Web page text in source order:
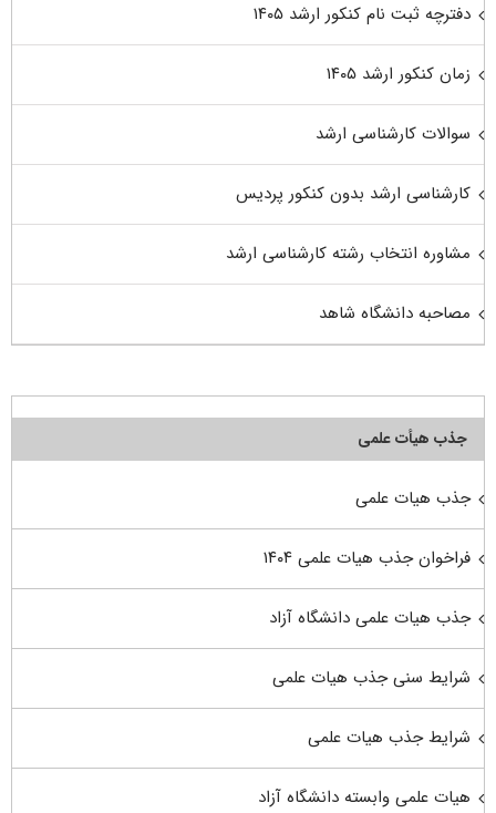
دفترچه ثبت نام کنکور ارشد ۱۴۰۵
زمان کنکور ارشد ۱۴۰۵
سوالات کارشناسی ارشد
کارشناسی ارشد بدون کنکور پردیس
مشاوره انتخاب رشته کارشناسی ارشد
مصاحبه دانشگاه شاهد
جذب هیأت علمی
جذب هیات علمی
فراخوان جذب هیات علمی ۱۴۰۴
جذب هیات علمی دانشگاه آزاد
شرایط سنی جذب هیات علمی
شرایط جذب هیات علمی
هیات علمی وابسته دانشگاه آزاد